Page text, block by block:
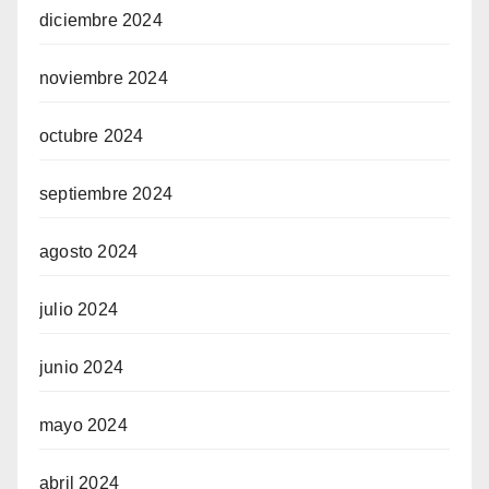
diciembre 2024
noviembre 2024
octubre 2024
septiembre 2024
agosto 2024
julio 2024
junio 2024
mayo 2024
abril 2024